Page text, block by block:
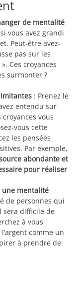
de mentalité
vous avez grandi
Peut-être avez-
pas sur les
Ces croyances
surmonter ?
: Prenez le
entendu sur
vous
vous cette
les pensées
Par exemple,
abondante et
pour réaliser
une mentalité
de personnes qui
sera difficile de
à vous
comme un
à prendre de